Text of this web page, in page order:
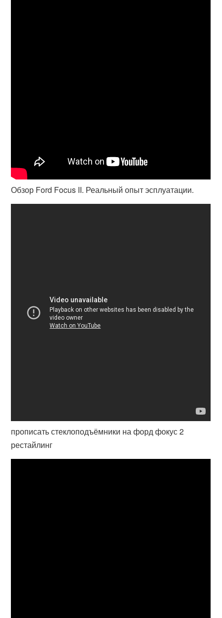
Обзор Ford Focus II. Реальный опыт эсплуатации.
прописать стеклоподъёмники на форд фокус 2
рестайлинг